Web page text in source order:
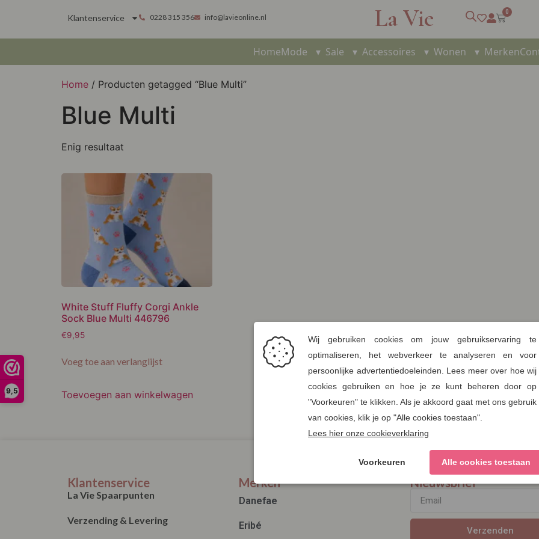
9,5
Klantenservice 0228 315 356 info@lavieonline.nl La Vie 0
HomeMode ▾ Sale ▾ Accessoires ▾ Wonen ▾ Merken
Home / Producten getagged “Blue Multi”
Blue Multi
Enig resultaat
White Stuff Fluffy Corgi Ankle
Sock Blue Multi 446796
€9,95
Voeg toe aan verlanglijst
Toevoegen aan winkelwagen
Klantenservice
La Vie Spaarpunten
Verzending & Levering
Merken
Danefae
Eribé
Nieuwsbrief
Verzenden